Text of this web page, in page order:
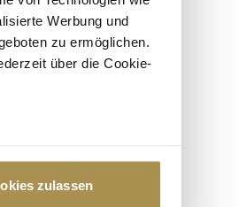
Werbung und
zu ermöglichen.
über die Cookie-
im
zulassen